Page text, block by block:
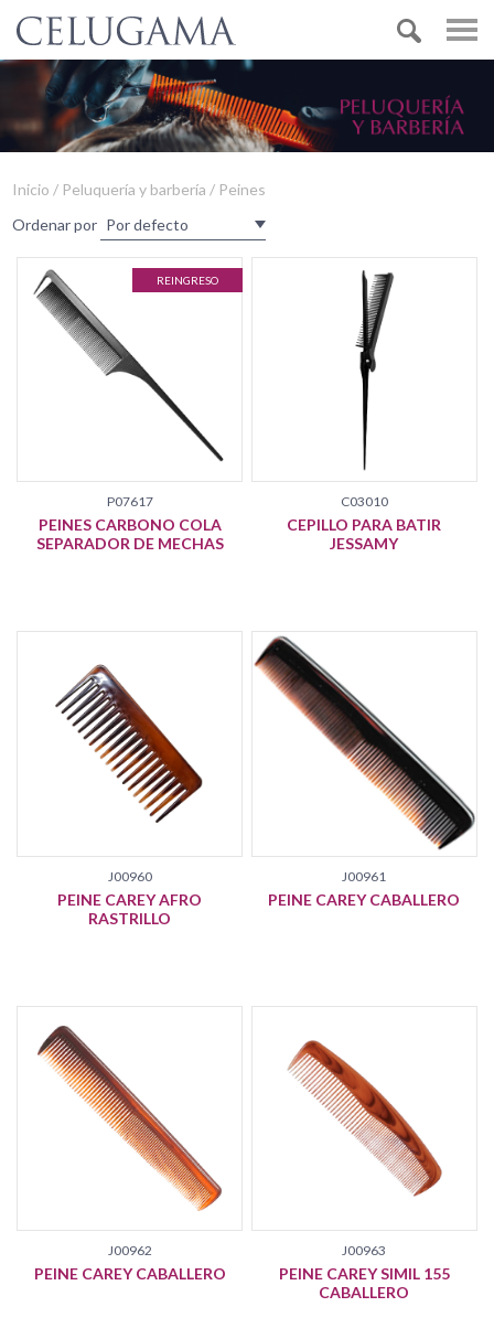
Inicio / Peluquería y barbería / Peines
Ordenar por
REINGRESO
P07617
PEINES CARBONO COLA
SEPARADOR DE MECHAS
C03010
CEPILLO PARA BATIR
JESSAMY
J00960
PEINE CAREY AFRO
RASTRILLO
J00961
PEINE CAREY CABALLERO
J00962
PEINE CAREY CABALLERO
J00963
PEINE CAREY SIMIL 155
CABALLERO